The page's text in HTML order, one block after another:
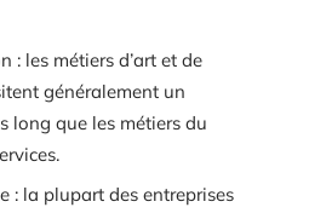
: les métiers d’art et de
généralement un
long que les métiers du
: la plupart des entreprises